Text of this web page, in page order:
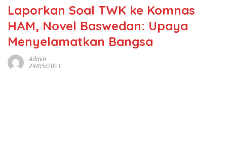
Laporkan Soal TWK ke Komnas
HAM, Novel Baswedan: Upaya
Menyelamatkan Bangsa
Admin
24/05/2021